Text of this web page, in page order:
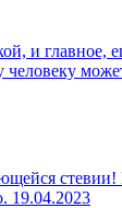
и
человеку
19.04.2023